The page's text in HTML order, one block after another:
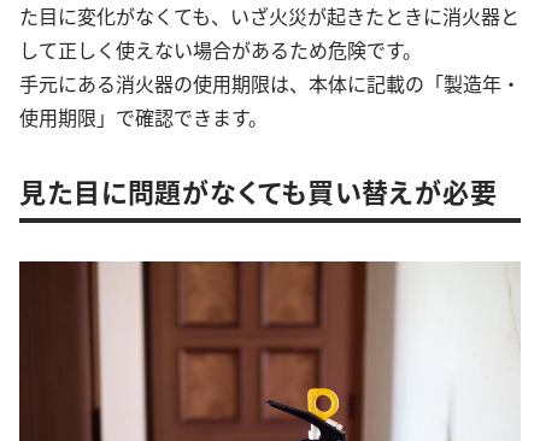
た目に変化がなくても、いざ火災が起きたときに消火器と
して正しく使えない場合があるため危険です。
手元にある消火器の使用期限は、本体に記載の「製造年・
使用期限」で確認できます。
見た目に問題がなくても買い替えが必要